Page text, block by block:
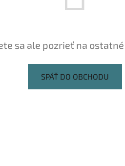
sa ale pozrieť na
SPÄŤ DO OBCHODU